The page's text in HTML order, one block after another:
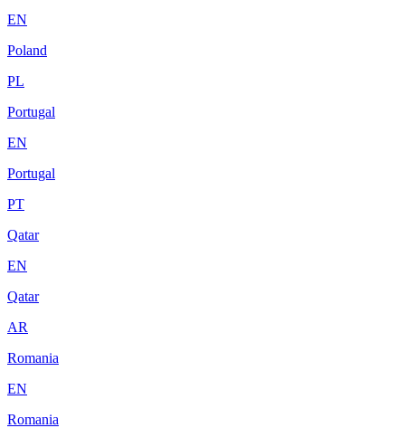
EN
Poland
PL
Portugal
EN
Portugal
PT
Qatar
EN
Qatar
AR
Romania
EN
Romania